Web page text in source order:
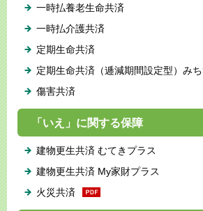
一時払養老生命共済
一時払介護共済
定期生命共済
定期生命共済（逓減期間設定型）みち
傷害共済
「いえ」に関する保障
建物更生共済 むてきプラス
建物更生共済 My家財プラス
火災共済